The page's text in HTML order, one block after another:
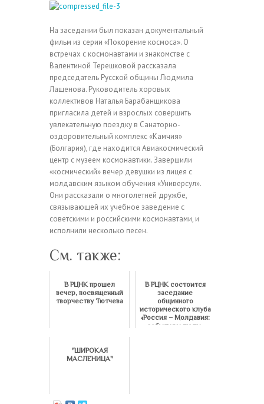
На заседании был показан документальный
фильм из серии «Покорение космоса». О
встречах с космонавтами и знакомстве с
Валентиной Терешковой рассказала
председатель Русской общины Людмила
Лащенова. Руководитель хоровых
коллективов Наталья Барабанщикова
пригласила детей и взрослых совершить
увлекательную поездку в Санаторно-
оздоровительный комплекс «Камчия»
(Болгария), где находится Авиакосмический
центр с музеем космонавтики. Завершили
«космический» вечер девушки из лицея с
молдавским языком обучения «Универсул».
Они рассказали о многолетней дружбе,
связывающей их учебное заведение с
советскими и российскими космонавтами, и
исполнили несколько песен.
См. также:
В РЦНК прошел
вечер, посвященный
творчеству Тютчева
В РЦНК состоится
заседание
общинного
исторического клуба
«Россия – Молдавия:
события и люди»
"ШИРОКАЯ
МАСЛЕНИЦА"